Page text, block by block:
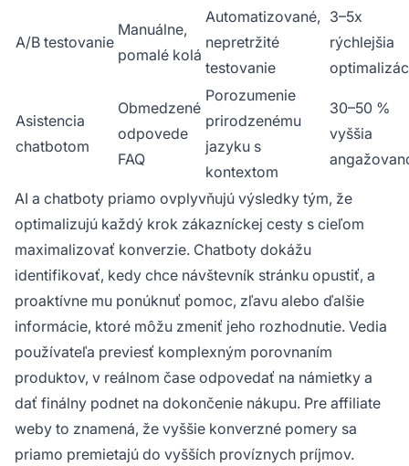
A/B testovanie
Manuálne,
pomalé kolá
Automatizované,
nepretržité
testovanie
3–5x
rýchlejšia
Asistencia
chatbotom
Obmedzené
odpovede
FAQ
Porozumenie
prirodzenému
jazyku s
kontextom
30–50 %
vyššia
AI a chatboty priamo ovplyvňujú výsledky tým, že
optimalizujú každý krok zákazníckej cesty s cieľom
maximalizovať konverzie. Chatboty dokážu
identifikovať, kedy chce návštevník stránku opustiť, a
proaktívne mu ponúknuť pomoc, zľavu alebo ďalšie
informácie, ktoré môžu zmeniť jeho rozhodnutie. Vedia
používateľa previesť komplexným porovnaním
produktov, v reálnom čase odpovedať na námietky a
dať finálny podnet na dokončenie nákupu. Pre affiliate
weby to znamená, že vyššie konverzné pomery sa
priamo premietajú do vyšších províznych príjmov.